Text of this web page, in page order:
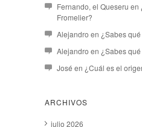
Fernando, el Queseru en
Fromelier?
Alejandro en ¿Sabes
Alejandro en ¿Sabes
José en ¿Cuál es el
ARCHIVOS
julio 2026